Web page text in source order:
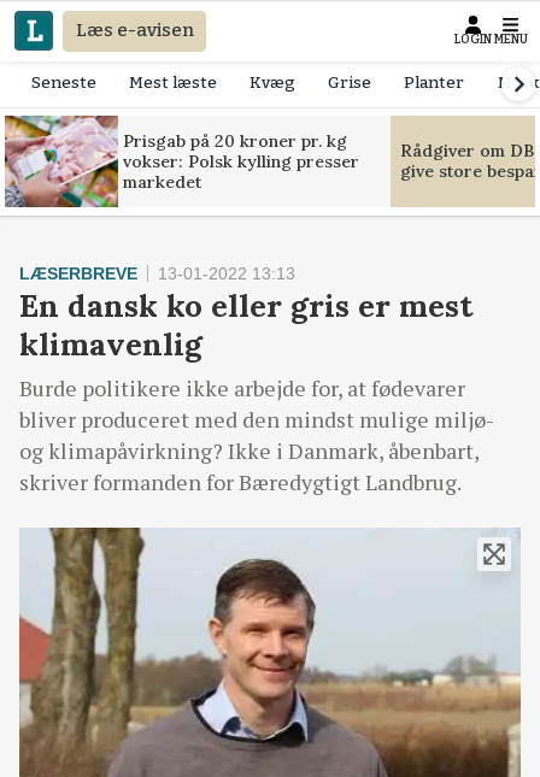
Læs e-avisen LOGIN MENU
Seneste Mest læste Kvæg Grise Planter
Prisgab på 20 kroner pr. kg
vokser: Polsk kylling presser
markedet
Rådgiver om
give store
LÆSERBREVE 13-01-2022 13:13
En dansk ko eller gris er mest
klimavenlig
Burde politikere ikke arbejde for, at fødevarer
bliver produceret med den mindst mulige miljø-
og klimapåvirkning? Ikke i Danmark, åbenbart,
skriver formanden for Bæredygtigt Landbrug.